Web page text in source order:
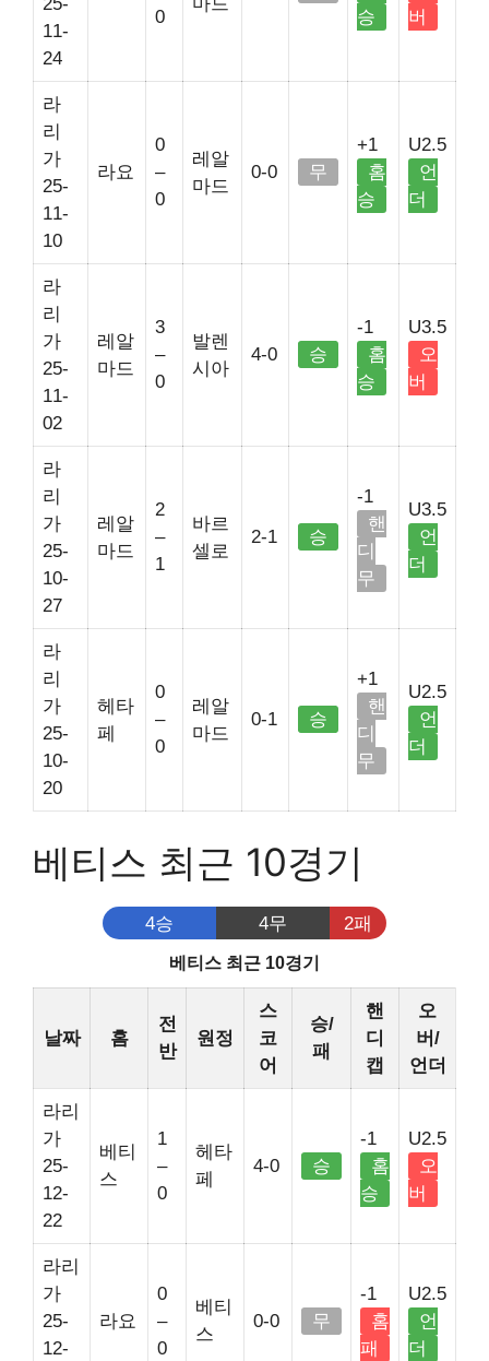
11-
24
0 승 버
라
리
가
25-
11-
10
라요
0
–
0
레알
마드
0-0 무
+1
홈
승
U2.5
언
더
라
리
가
25-
11-
02
레알
마드
3
–
0
발렌
시아
4-0 승
-1
홈
승
U3.5
오
버
라
리
가
25-
10-
27
레알
마드
2
–
1
바르
셀로
2-1 승
-1
핸
디
무
U3.5
언
더
라
리
가
25-
10-
20
헤타
페
0
–
0
레알
마드
0-1 승
+1
핸
디
무
U2.5
언
더
베티스 최근 10경기
4승 4무 2패
베티스 최근 10경기
날짜 홈
전
반
원정
스
코
어
승/
패
핸
디
캡
오
버/
언더
라리
가
25-
12-
22
베티
스
1
–
0
헤타
페
4-0 승
-1
홈
승
U2.5
오
버
라리
가
25-
12-
라요
0
–
0
베티
스
0-0 무
-1
홈
패
U2.5
언
더